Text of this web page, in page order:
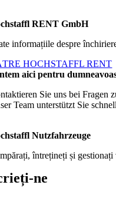
RENT GmbH
informațiile despre
HOCHSTAFFL RENT
aici pentru
Sie uns bei Fragen
Team unterstützt Sie
Nutzfahrzeuge
întrețineți și
ne